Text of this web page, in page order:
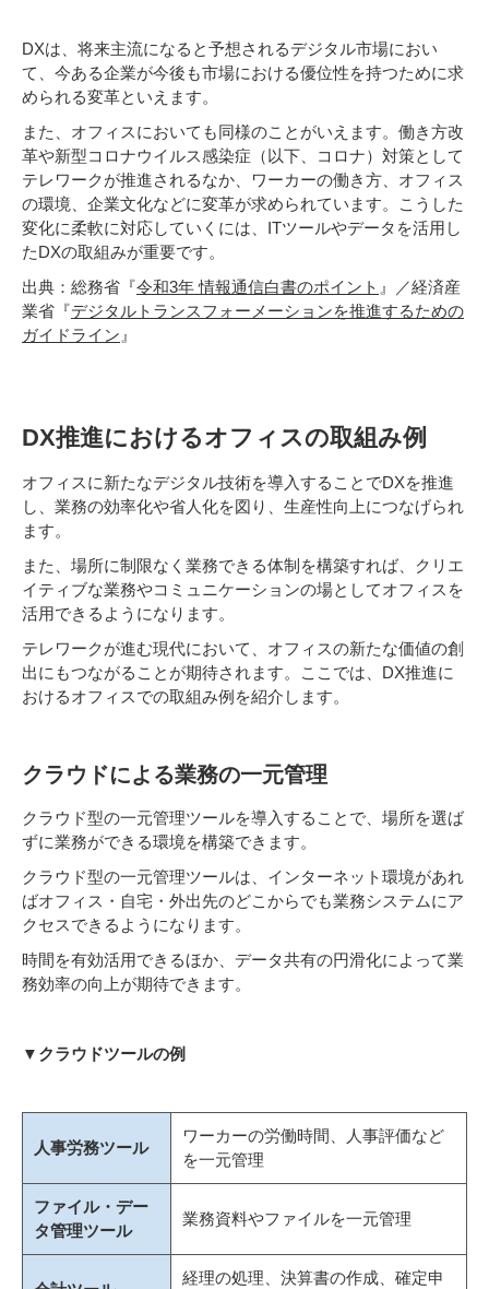
DXは、将来主流になると予想されるデジタル市場におい
て、今ある企業が今後も市場における優位性を持つために求
められる変革といえます。
また、オフィスにおいても同様のことがいえます。働き方改
革や新型コロナウイルス感染症（以下、コロナ）対策として
テレワークが推進されるなか、ワーカーの働き方、オフィス
の環境、企業文化などに変革が求められています。こうした
変化に柔軟に対応していくには、ITツールやデータを活用し
たDXの取組みが重要です。
出典：総務省『令和3年 情報通信白書のポイント 』／経済産
業省『デジタルトランスフォーメーションを推進するための
ガイドライン 』
DX推進におけるオフィスの取組み例
オフィスに新たなデジタル技術を導入することでDXを推進
し、業務の効率化や省人化を図り、生産性向上につなげられ
ます。
また、場所に制限なく業務できる体制を構築すれば、クリエ
イティブな業務やコミュニケーションの場としてオフィスを
活用できるようになります。
テレワークが進む現代において、オフィスの新たな価値の創
出にもつながることが期待されます。ここでは、DX推進に
おけるオフィスでの取組み例を紹介します。
クラウドによる業務の一元管理
クラウド型の一元管理ツールを導入することで、場所を選ば
ずに業務ができる環境を構築できます。
クラウド型の一元管理ツールは、インターネット環境があれ
ばオフィス・自宅・外出先のどこからでも業務システムにア
クセスできるようになります。
時間を有効活用できるほか、データ共有の円滑化によって業
務効率の向上が期待できます。
▼クラウドツールの例
人事労務ツール
ワーカーの労働時間、人事評価など
を一元管理
ファイル・デー
タ管理ツール
業務資料やファイルを一元管理
経理の処理、決算書の作成、確定申